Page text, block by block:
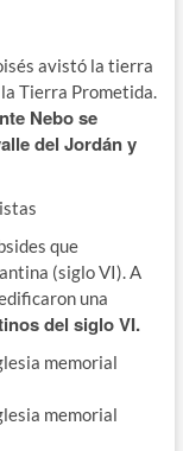
avistó la tierra
Tierra Prometida.
Nebo se
del Jordán y
que
(siglo VI). A
una
del siglo VI.